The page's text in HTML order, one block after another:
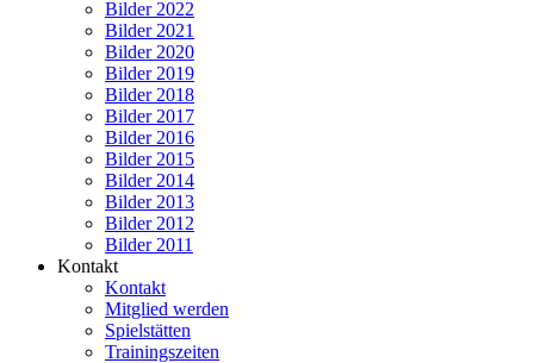
Bilder 2022
Bilder 2021
Bilder 2020
Bilder 2019
Bilder 2018
Bilder 2017
Bilder 2016
Bilder 2015
Bilder 2014
Bilder 2013
Bilder 2012
Bilder 2011
Kontakt
Kontakt
Mitglied werden
Spielstätten
Trainingszeiten